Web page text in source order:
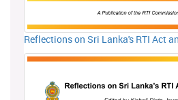
Reflections on Sri Lanka's RTI Act